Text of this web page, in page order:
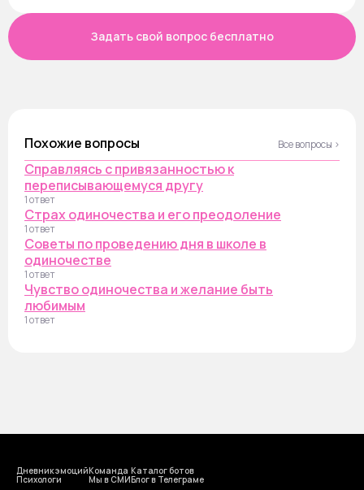
Задать свой вопрос бесплатно
Похожие вопросы Все вопросы ›
Справляясь с привязанностью к
переписывающемуся другу
1 ответ
Страх одиночества и его преодоление
1 ответ
Советы по проведению дня в школе в
одиночестве
1 ответ
Чувство одиночества и желание быть
любимым
1 ответ
Дневник эмоций
Психологи
Команда
Мы в СМИ
Каталог ботов
Блог в Телеграме